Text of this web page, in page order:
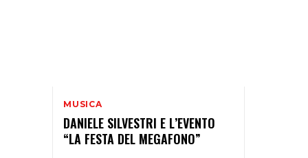
MUSICA
DANIELE SILVESTRI E L’EVENTO
“LA FESTA DEL MEGAFONO”